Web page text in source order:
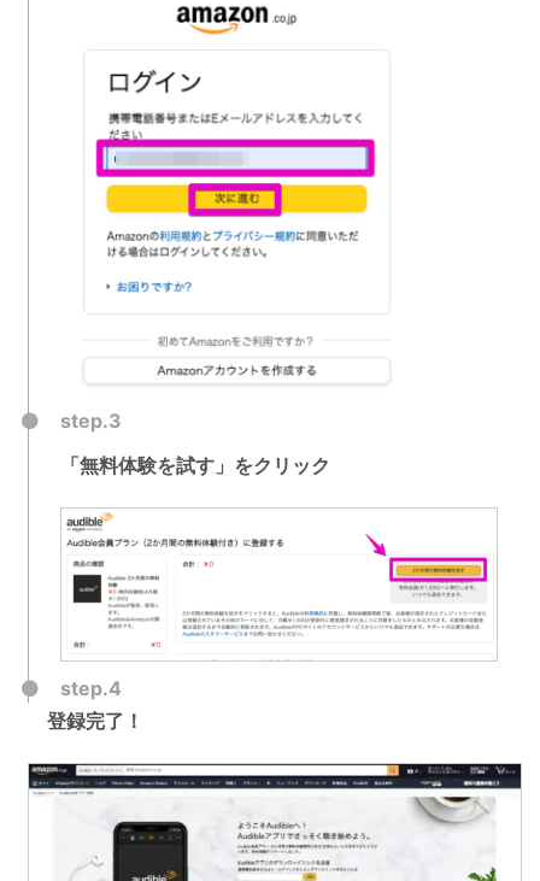
step.3
「無料体験を試す」をクリック
step.4
登録完了！